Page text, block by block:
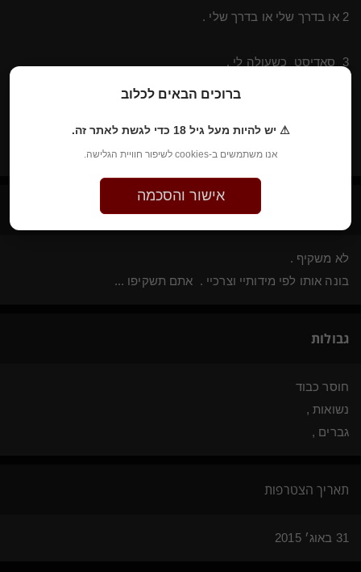
2 או בדרך שלי או בדרך שלי .
3 סאדיסט כשעולה לי .
השקפות על עולם השליטה
לא משקיף .
בונה אותו לפי מידותיי וצרכיי . אתם תשקיפו ...
גבולות
חוסר כבוד
נשואות ,
גברים ,
תאריך הצטרפות
31 באוג׳ 2015
ברוכים הבאים לכלוב
⚠ יש להיות מעל גיל 18 כדי לגשת לאתר זה.
אנו משתמשים ב-cookies לשיפור חוויית הגלישה.
אישור והסכמה